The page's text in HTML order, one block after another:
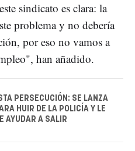
sindicato es clara: la
problema y no debería
por eso no vamos a
han añadido.
PERSECUCIÓN: SE LANZA
HUIR DE LA POLICÍA Y LE
AYUDAR A SALIR